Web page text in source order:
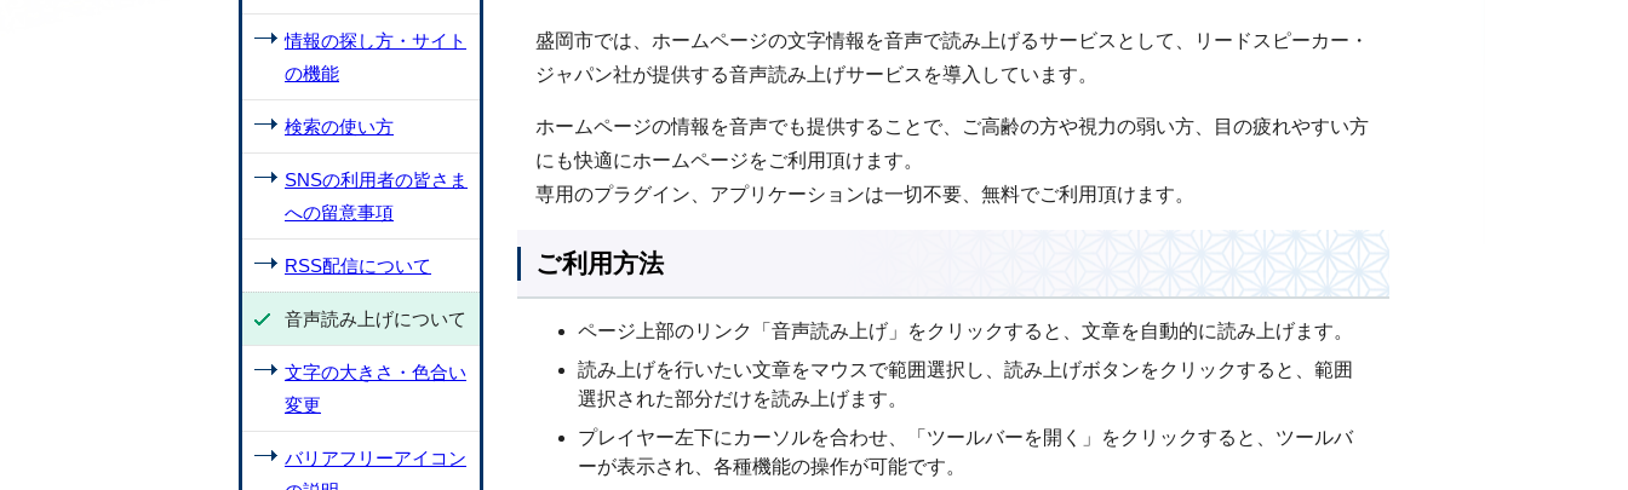
盛岡市では、ホームページの文字情報を音声で読み上げるサービスとして、リードスピーカー・
ジャパン社が提供する音声読み上げサービスを導入しています。
ホームページの情報を音声でも提供することで、ご高齢の方や視力の弱い方、目の疲れやすい方
にも快適にホームページをご利用頂けます。
専用のプラグイン、アプリケーションは一切不要、無料でご利用頂けます。
ご利用方法
ページ上部のリンク「音声読み上げ」をクリックすると、文章を自動的に読み上げます。
読み上げを行いたい文章をマウスで範囲選択し、読み上げボタンをクリックすると、範囲
選択された部分だけを読み上げます。
プレイヤー左下にカーソルを合わせ、「ツールバーを開く」をクリックすると、ツールバ
ーが表示され、各種機能の操作が可能です。
情報の探し方・サイト
の機能
検索の使い方
SNSの利用者の皆さま
への留意事項
RSS配信について
音声読み上げについて
文字の大きさ・色合い
変更
バリアフリーアイコン